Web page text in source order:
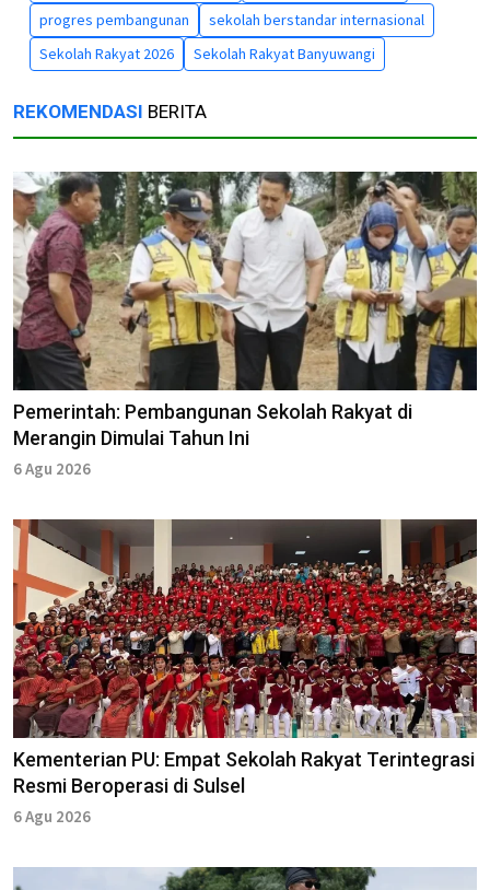
progres pembangunan
sekolah berstandar internasional
Sekolah Rakyat 2026
Sekolah Rakyat Banyuwangi
REKOMENDASI BERITA
Pemerintah: Pembangunan Sekolah Rakyat di
Merangin Dimulai Tahun Ini
6 Agu 2026
Kementerian PU: Empat Sekolah Rakyat Terintegrasi
Resmi Beroperasi di Sulsel
6 Agu 2026